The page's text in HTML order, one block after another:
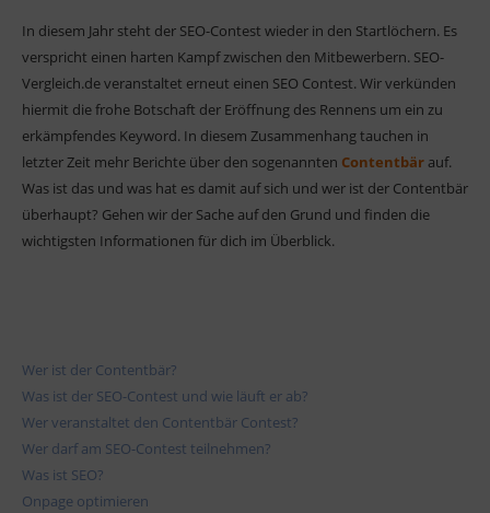
In diesem Jahr steht der SEO-Contest wieder in den Startlöchern. Es
verspricht einen harten Kampf zwischen den Mitbewerbern. SEO-
Vergleich.de veranstaltet erneut einen SEO Contest. Wir verkünden
hiermit die frohe Botschaft der Eröffnung des Rennens um ein zu
erkämpfendes Keyword. In diesem Zusammenhang tauchen in
letzter Zeit mehr Berichte über den sogenannten Contentbär auf.
Was ist das und was hat es damit auf sich und wer ist der Contentbär
überhaupt? Gehen wir der Sache auf den Grund und finden die
wichtigsten Informationen für dich im Überblick.
Wer ist der Contentbär?
Was ist der SEO-Contest und wie läuft er ab?
Wer veranstaltet den Contentbär Contest?
Wer darf am SEO-Contest teilnehmen?
Was ist SEO?
Onpage optimieren